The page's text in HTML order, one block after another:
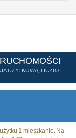
UŻYTKOWA, LICZBA
1 mieszkanie. Na